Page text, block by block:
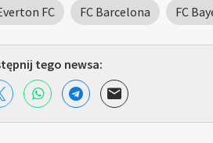
FC FC Barcelona FC
tego newsa: